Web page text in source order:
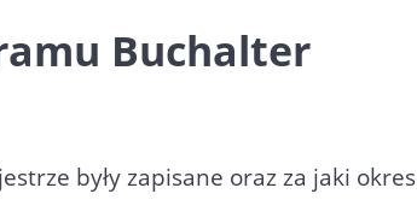
Buchalter
były zapisane oraz za jaki okres